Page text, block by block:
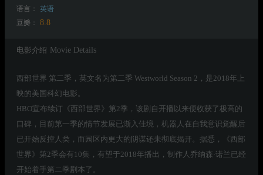
语言：
英语
豆瓣：
8.8
电影介绍 Movie Details
西部世界 第二季，英文名为第二季 Westworld Season 2，是2018年上
映的美国科幻电影。
HBO宣布续订《西部世界》第2季，该剧自开播以来便收获了极高的
口碑，目前第一季的情节发展已渐入佳境，机器人在自我意识觉醒后
已开始反控人类，而园区内更大的阴谋还未彻底揭开。据悉，《西部
世界》第2季会有10集，有望于2018年播出，制作人乔纳森·诺兰已经
开始着手第二季剧本了。